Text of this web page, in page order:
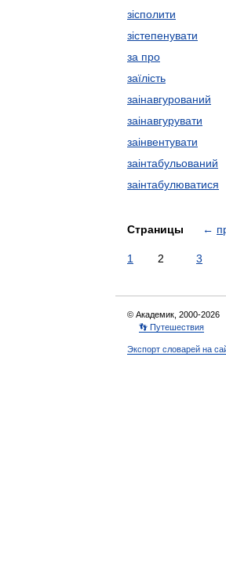
зісполити
зістепенувати
за про
заїлість
заінавгурований
заінавгурувати
заінвентувати
заінтабульований
заінтабулюватися
Страницы ←
1 2 3
© Академик, 2000-2026
👣 Путешествия
Экспорт словарей на